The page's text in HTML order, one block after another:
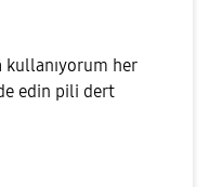
kullanıyorum her
edin pili dert